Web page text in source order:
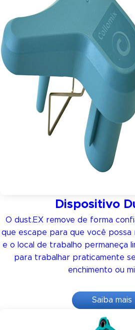
Dispositivo
O dust.EX remove de forma
que escape para que você possa
e o local de trabalho permaneça
para trabalhar praticamente
enchimento ou
Saiba mais